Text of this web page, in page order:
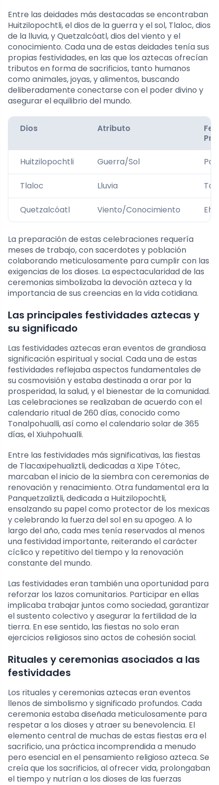
Entre las deidades más destacadas se encontraban
Huitzilopochtli, el dios de la guerra y el sol, Tlaloc, dios
de la lluvia, y Quetzalcóatl, dios del viento y el
conocimiento. Cada una de estas deidades tenía sus
propias festividades, en las que los aztecas ofrecían
tributos en forma de sacrificios, tanto humanos
como animales, joyas, y alimentos, buscando
deliberadamente conectarse con el poder divino y
asegurar el equilibrio del mundo.
Dios Atributo
Huitzilopochtli Guerra/Sol
Tlaloc Lluvia
Quetzalcóatl Viento/Conocimiento
La preparación de estas celebraciones requería
meses de trabajo, con sacerdotes y población
colaborando meticulosamente para cumplir con las
exigencias de los dioses. La espectacularidad de las
ceremonias simbolizaba la devoción azteca y la
importancia de sus creencias en la vida cotidiana.
Las principales festividades aztecas y
su significado
Las festividades aztecas eran eventos de grandiosa
significación espiritual y social. Cada una de estas
festividades reflejaba aspectos fundamentales de
su cosmovisión y estaba destinada a orar por la
prosperidad, la salud, y el bienestar de la comunidad.
Las celebraciones se realizaban de acuerdo con el
calendario ritual de 260 días, conocido como
Tonalpohualli, así como el calendario solar de 365
días, el Xiuhpohualli.
Entre las festividades más significativas, las fiestas
de Tlacaxipehualiztli, dedicadas a Xipe Tótec,
marcaban el inicio de la siembra con ceremonias de
renovación y renacimiento. Otra fundamental era la
Panquetzaliztli, dedicada a Huitzilopochtli,
ensalzando su papel como protector de los mexicas
y celebrando la fuerza del sol en su apogeo. A lo
largo del año, cada mes tenía reservados al menos
una festividad importante, reiterando el carácter
cíclico y repetitivo del tiempo y la renovación
constante del mundo.
Las festividades eran también una oportunidad para
reforzar los lazos comunitarios. Participar en ellas
implicaba trabajar juntos como sociedad, garantizar
el sustento colectivo y asegurar la fertilidad de la
tierra. En ese sentido, las fiestas no solo eran
ejercicios religiosos sino actos de cohesión social.
Rituales y ceremonias asociados a las
festividades
Los rituales y ceremonias aztecas eran eventos
llenos de simbolismo y significado profundos. Cada
ceremonia estaba diseñada meticulosamente para
respetar a los dioses y atraer su benevolencia. El
elemento central de muchas de estas fiestas era el
sacrificio, una práctica incomprendida a menudo
pero esencial en el pensamiento religioso azteca. Se
creía que los sacrificios, al ofrecer vida, prolongaban
el tiempo y nutrían a los dioses de las fuerzas